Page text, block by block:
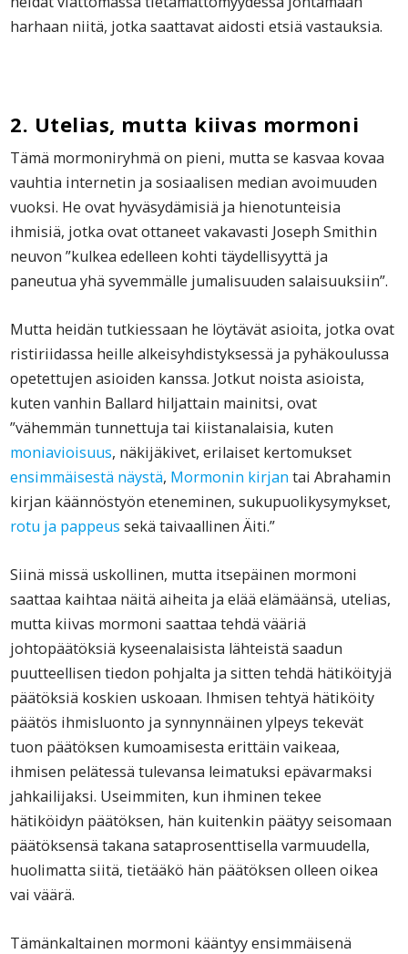
harhaan niitä, jotka saattavat aidosti etsiä vastauksia.
2. Utelias, mutta kiivas mormoni
Tämä mormoniryhmä on pieni, mutta se kasvaa kovaa
vauhtia internetin ja sosiaalisen median avoimuuden
vuoksi. He ovat hyväsydämisiä ja hienotunteisia
ihmisiä, jotka ovat ottaneet vakavasti Joseph Smithin
neuvon ”kulkea edelleen kohti täydellisyyttä ja
paneutua yhä syvemmälle jumalisuuden salaisuuksiin”.
Mutta heidän tutkiessaan he löytävät asioita, jotka ovat
ristiriidassa heille alkeisyhdistyksessä ja pyhäkoulussa
opetettujen asioiden kanssa. Jotkut noista asioista,
kuten vanhin Ballard hiljattain mainitsi, ovat
”vähemmän tunnettuja tai kiistanalaisia, kuten
moniavioisuus, näkijäkivet, erilaiset kertomukset
ensimmäisestä näystä, Mormonin kirjan tai Abrahamin
kirjan käännöstyön eteneminen, sukupuolikysymykset,
rotu ja pappeus sekä taivaallinen Äiti.”
Siinä missä uskollinen, mutta itsepäinen mormoni
saattaa kaihtaa näitä aiheita ja elää elämäänsä, utelias,
mutta kiivas mormoni saattaa tehdä vääriä
johtopäätöksiä kyseenalaisista lähteistä saadun
puutteellisen tiedon pohjalta ja sitten tehdä hätiköityjä
päätöksiä koskien uskoaan. Ihmisen tehtyä hätiköity
päätös ihmisluonto ja synnynnäinen ylpeys tekevät
tuon päätöksen kumoamisesta erittäin vaikeaa,
ihmisen pelätessä tulevansa leimatuksi epävarmaksi
jahkailijaksi. Useimmiten, kun ihminen tekee
hätiköidyn päätöksen, hän kuitenkin päätyy seisomaan
päätöksensä takana sataprosenttisella varmuudella,
huolimatta siitä, tietääkö hän päätöksen olleen oikea
vai väärä.
Tämänkaltainen mormoni kääntyy ensimmäisenä